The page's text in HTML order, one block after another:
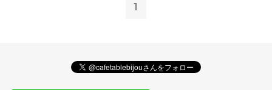
1